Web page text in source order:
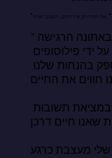
"אל תחיו רק את היום. תעצבו אותו."
"קבלת הסמכת לימודי האושר שלי באתונה הרגישה
חווים את החיים.
אולי שם מתחיל השינוי. לא תמיד במציאת תשובות
חיים דרכן.
מעצבת כרגע?